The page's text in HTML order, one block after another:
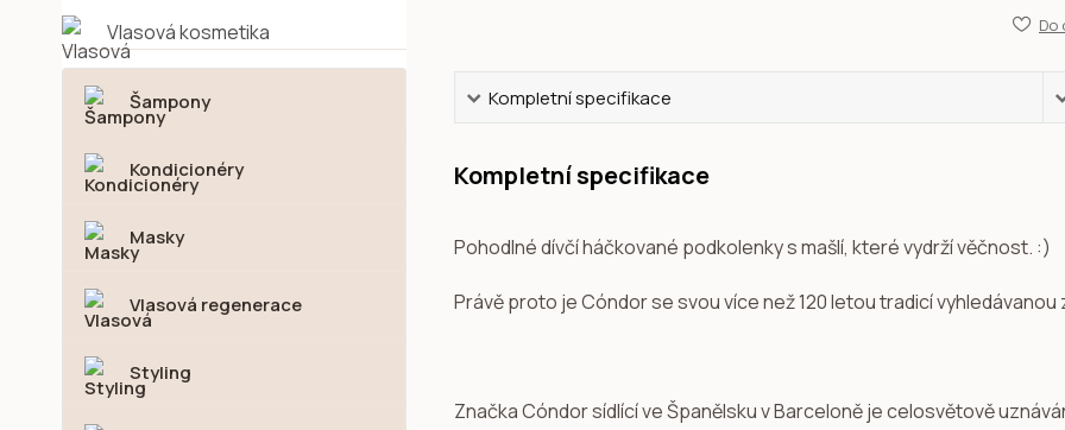
Vlasová kosmetika
Šampony
Kondicionéry
Masky
Vlasová regenerace
Styling
Do
Kompletní specifikace
Kompletní specifikace
Pohodlné dívčí háčkované podkolenky s mašlí, které vydrží věčnost. :)
Právě proto je Cóndor se svou více než 120 letou tradicí
Značka Cóndor sídlící ve Španělsku v Barceloně je celosvětově